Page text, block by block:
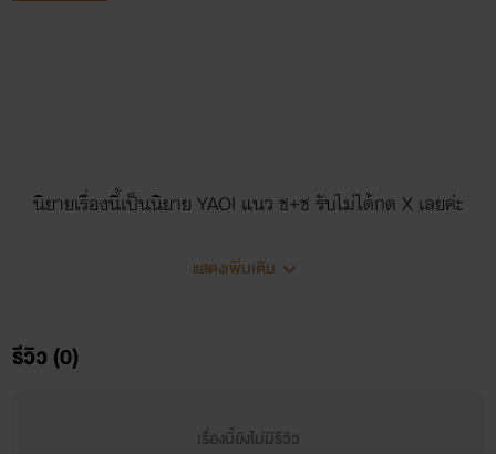
นิยายเรื่องนี้เป็นนิยาย YAOI แนว ช+ช รับไม่ได้กด X เลยค่ะ
นิยายเรื่องนี้ถูกแต่งขึ้นตามจินตนาการของผู้แต่ง
แสดงเพิ่มเติม
รีวิว (0)
เรื่องนี้ยังไม่มีรีวิว